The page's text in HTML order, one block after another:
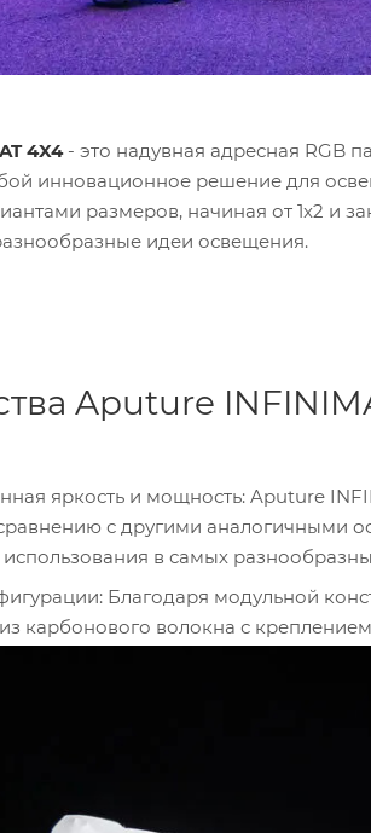
4X4- это надувная адресная RGB
инновационное решение для
размеров, начиная от 1x2 и
идеи освещения.
Aputure
яркость и мощность: Aputure
с другими аналогичными
в самых
Благодаря модульной
карбонового волокна с
в различные производственные
и фотографиях.